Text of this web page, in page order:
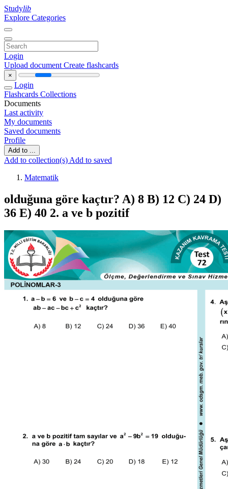
Studylib
Explore Categories
Login
Upload document Create flashcards
×
Login
Flashcards Collections
Documents
Last activity
My documents
Saved documents
Profile
Add to ...
Add to collection(s) Add to saved
Matematik
olduğuna göre kaçtır? A) 8 B) 12 C) 24 D)
36 E) 40 2. a ve b pozitif